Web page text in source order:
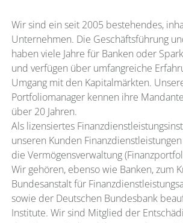
Wir sind ein seit 2005 bestehendes,
Unternehmen. Die Geschäftsführung
haben viele Jahre für Banken oder
und verfügen über umfangreiche
Umgang mit den Kapitalmärkten.
Portfoliomanager kennen ihre
über 20 Jahren.
Als lizensiertes
unseren Kunden
die Vermögensverwaltung
Wir gehören, ebenso wie Banken, zum
Bundesanstalt für
sowie der Deutschen Bundesbank
Institute. Wir sind Mitglied der